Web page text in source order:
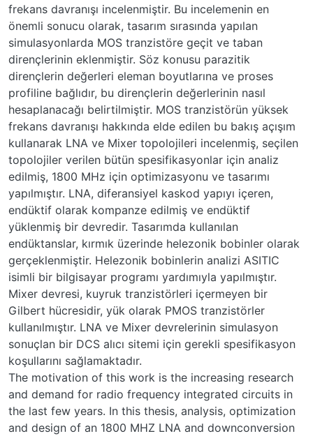
frekans davranışı incelenmiştir. Bu incelemenin en
önemli sonucu olarak, tasarım sırasında yapılan
simulasyonlarda MOS tranzistöre geçit ve taban
dirençlerinin eklenmiştir. Söz konusu parazitik
dirençlerin değerleri eleman boyutlarına ve proses
profiline bağlıdır, bu dirençlerin değerlerinin nasıl
hesaplanacağı belirtilmiştir. MOS tranzistörün yüksek
frekans davranışı hakkında elde edilen bu bakış açışım
kullanarak LNA ve Mixer topolojileri incelenmiş, seçilen
topolojiler verilen bütün spesifikasyonlar için analiz
edilmiş, 1800 MHz için optimizasyonu ve tasarımı
yapılmıştır. LNA, diferansiyel kaskod yapıyı içeren,
endüktif olarak kompanze edilmiş ve endüktif
yüklenmiş bir devredir. Tasarımda kullanılan
endüktanslar, kırmık üzerinde helezonik bobinler olarak
gerçeklenmiştir. Helezonik bobinlerin analizi ASITIC
isimli bir bilgisayar programı yardımıyla yapılmıştır.
Mixer devresi, kuyruk tranzistörleri içermeyen bir
Gilbert hücresidir, yük olarak PMOS tranzistörler
kullanılmıştır. LNA ve Mixer devrelerinin simulasyon
sonuçlan bir DCS alıcı sitemi için gerekli spesifikasyon
koşullarını sağlamaktadır.
The motivation of this work is the increasing research
and demand for radio frequency integrated circuits in
the last few years. In this thesis, analysis, optimization
and design of an 1800 MHZ LNA and downconversion